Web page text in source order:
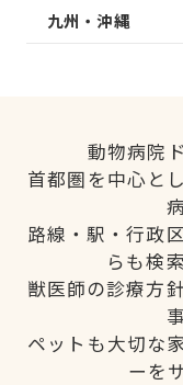
九州・沖縄
動物病院
首都圏を中心と
路線・駅・行政
らも検
獣医師の診療方
ペットも大切な
ーを